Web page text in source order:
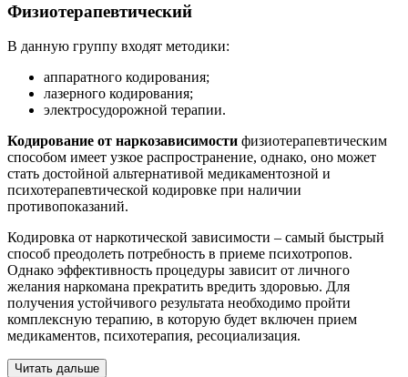
Физиотерапевтический
В данную группу входят методики:
аппаратного кодирования;
лазерного кодирования;
электросудорожной терапии.
Кодирование от наркозависимости физиотерапевтическим
способом имеет узкое распространение, однако, оно может
стать достойной альтернативой медикаментозной и
психотерапевтической кодировке при наличии
противопоказаний.
Кодировка от наркотической зависимости – самый быстрый
способ преодолеть потребность в приеме психотропов.
Однако эффективность процедуры зависит от личного
желания наркомана прекратить вредить здоровью. Для
получения устойчивого результата необходимо пройти
комплексную терапию, в которую будет включен прием
медикаментов, психотерапия, ресоциализация.
Читать дальше